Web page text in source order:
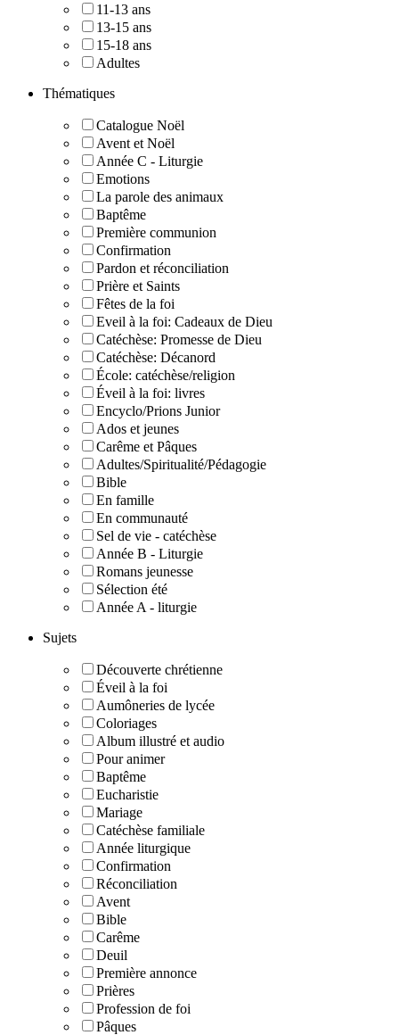
11-13 ans
13-15 ans
15-18 ans
Adultes
Thématiques
Catalogue Noël
Avent et Noël
Année C - Liturgie
Emotions
La parole des animaux
Baptême
Première communion
Confirmation
Pardon et réconciliation
Prière et Saints
Fêtes de la foi
Eveil à la foi: Cadeaux de Dieu
Catéchèse: Promesse de Dieu
Catéchèse: Décanord
École: catéchèse/religion
Éveil à la foi: livres
Encyclo/Prions Junior
Ados et jeunes
Carême et Pâques
Adultes/Spiritualité/Pédagogie
Bible
En famille
En communauté
Sel de vie - catéchèse
Année B - Liturgie
Romans jeunesse
Sélection été
Année A - liturgie
Sujets
Découverte chrétienne
Éveil à la foi
Aumôneries de lycée
Coloriages
Album illustré et audio
Pour animer
Baptême
Eucharistie
Mariage
Catéchèse familiale
Année liturgique
Confirmation
Réconciliation
Avent
Bible
Carême
Deuil
Première annonce
Prières
Profession de foi
Pâques